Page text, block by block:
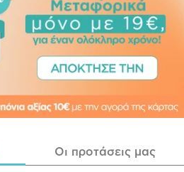
Οι προτάσεις μας